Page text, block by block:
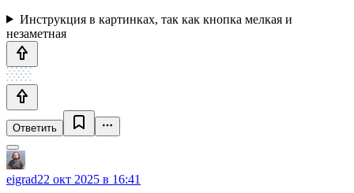
Инструкция в картинках, так как кнопка мелкая и
незаметная
Ответить
eigrad22 окт 2025 в 16:41